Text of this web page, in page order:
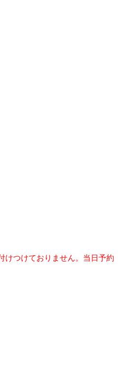
けつけておりません。当日予約